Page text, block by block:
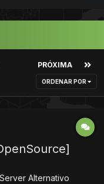
PRÓXIMA
ORDENAR POR
Alternativo